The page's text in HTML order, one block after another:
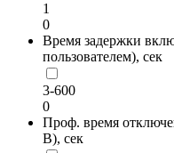
1
0
Время задержки
пользователем), сек
3-600
0
Проф. время
В), сек